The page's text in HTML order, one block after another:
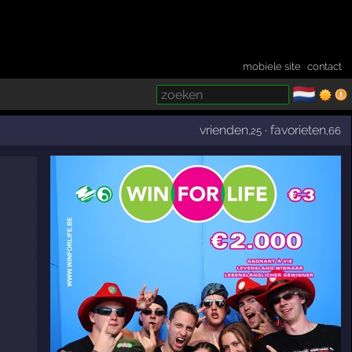
mobiele site ·contact
🇳🇱
vrienden ,25 ·favorieten ,66